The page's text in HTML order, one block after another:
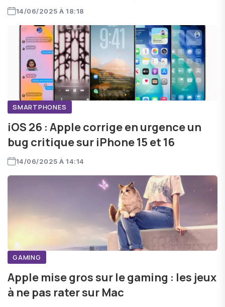
14/06/2025 À 18:18
SMARTPHONES
iOS 26 : Apple corrige en urgence un
bug critique sur iPhone 15 et 16
14/06/2025 À 14:14
GAMING
Apple mise gros sur le gaming : les jeux
à ne pas rater sur Mac